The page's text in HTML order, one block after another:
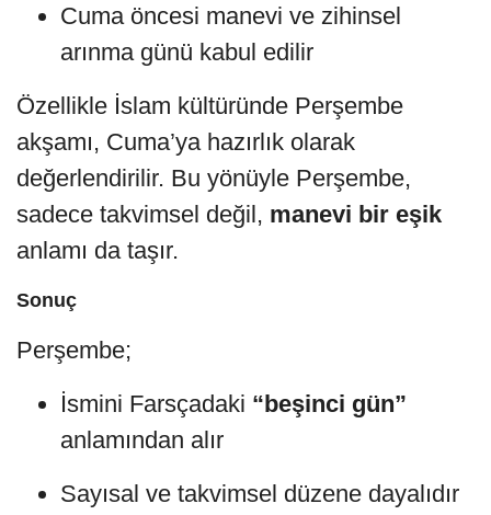
Cuma öncesi manevi ve zihinsel
arınma günü kabul edilir
Özellikle İslam kültüründe Perşembe
akşamı, Cuma’ya hazırlık olarak
değerlendirilir. Bu yönüyle Perşembe,
sadece takvimsel değil, manevi bir eşik
anlamı da taşır.
Sonuç
Perşembe;
İsmini Farsçadaki “beşinci gün”
anlamından alır
Sayısal ve takvimsel düzene dayalıdır